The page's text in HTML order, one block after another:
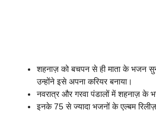
शहनाज़ को बचपन से ही माता के भजन
उन्होंने इसे अपना करियर बनाया।
नवरात्र और गरवा पंडालों में शहनाज़ के
इनके 75 से ज्यादा भजनों के एल्बम